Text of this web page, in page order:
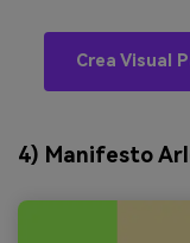
Crea Visual
4) Manifesto